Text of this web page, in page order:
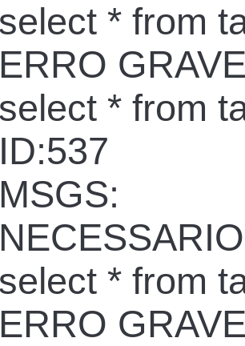
* from
* from
* from